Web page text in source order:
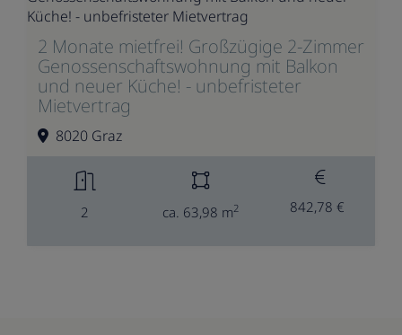
2 Monate mietfrei! Großzügige 2-Zimmer
Genossenschaftswohnung mit Balkon
und neuer Küche! - unbefristeter
Mietvertrag
8020 Graz
2 ca. 63,98 m2 842,78 €